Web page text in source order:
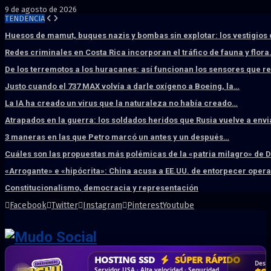
9 de agosto de 2026
TENDENCIA
Huesos de mamut, buques nazis y bombas sin explotar: los vestigios
Redes criminales en Costa Rica incorporan el tráfico de fauna y
De los terremotos a los huracanes: así funcionan los sensores que
Justo cuando el 737 MAX volvía a darle oxígeno a Boeing, la…
La IA ha creado un virus que la naturaleza no había creado…
Atrapados en la guerra: los soldados heridos que Rusia vuelve a
3 maneras en las que Petro marcó un antes y un después…
Cuáles son las propuestas más polémicas de la «patria milagro» de
«Arrogante» e «hipócrita»: China acusa a EE.UU. de entorpecer
Constitucionalismo, democracia y representación
Facebook Twitter Instagram PinterestYoutube
HOSTING SSD SÚPER RÁPIDO
DISEÑO WEB PROFESIONAL
CRM & DASHBOARD A MEDIDA
CORREO CORPORATIVO